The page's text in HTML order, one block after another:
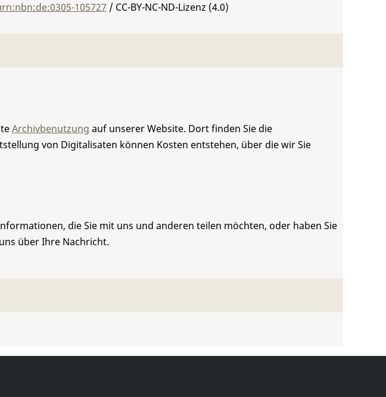
105727 / CC-BY-NC-ND-Lizenz (4.0)
Archivbenutzung auf unserer Website. Dort finden Sie die
von Digitalisaten können Kosten entstehen, über die wir Sie
die Sie mit uns und anderen teilen möchten, oder haben Sie
über Ihre Nachricht.